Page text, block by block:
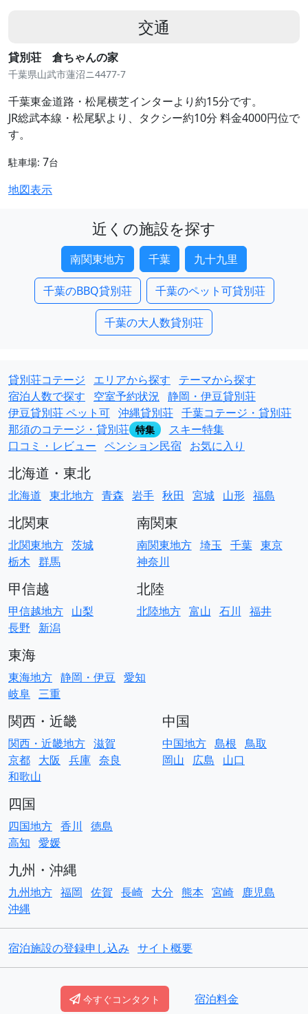
交通
貸別荘 倉ちゃんの家
千葉県山武市蓮沼ニ4477-7
千葉東金道路・松尾横芝インターより約15分です。
JR総武本線・松尾駅より、タクシー約10分 料金4000円位で
す。
駐車場: 7台
地図表示
今すぐコンタクト 宿泊料金
近くの施設を探す
南関東地方 千葉 九十九里
千葉のBBQ貸別荘 千葉のペット可貸別荘
千葉の大人数貸別荘
貸別荘コテージ エリアから探す
テーマから探す
宿泊人数で探す
空室予約状況 静岡・伊豆貸別荘
伊豆貸別荘 ペット可 沖縄貸別荘 千葉コテージ・貸別荘
那須のコテージ・貸別荘 特集
スキー特集
口コミ・レビュー ペンション民宿 お気に入り
北海道・東北
北海道 東北地方 青森 岩手 秋田 宮城 山形 福島
北関東
北関東地方 茨城
栃木 群馬
南関東
南関東地方 埼玉 千葉 東京
神奈川
甲信越
甲信越地方 山梨
長野
新潟
北陸
北陸地方 富山 石川 福井
東海
東海地方 静岡・伊豆 愛知
岐阜 三重
関西・近畿
関西・近畿地方 滋賀
京都 大阪 兵庫 奈良
和歌山
中国
中国地方 島根 鳥取
岡山
広島 山口
四国
四国地方 香川
徳島
高知 愛媛
九州・沖縄
九州地方 福岡 佐賀 長崎 大分 熊本 宮崎
鹿児島
沖縄
宿泊施設の登録申し込み サイト概要
© CopyrightACO貸別荘コテージ